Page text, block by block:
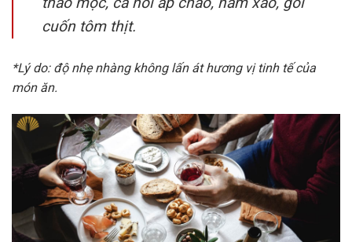
cuốn tôm thịt.
*Lý do: độ nhẹ nhàng không lấn át hương vị tinh tế của
món ăn.